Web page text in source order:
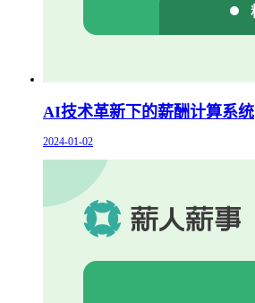
AI技术革新下的薪酬计算系统
2024-01-02